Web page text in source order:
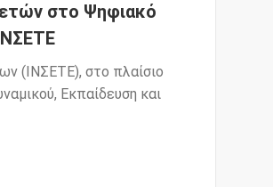
στο Ψηφιακό
(ΙΝΣΕΤΕ), στο πλαίσιο
Εκπαίδευση και